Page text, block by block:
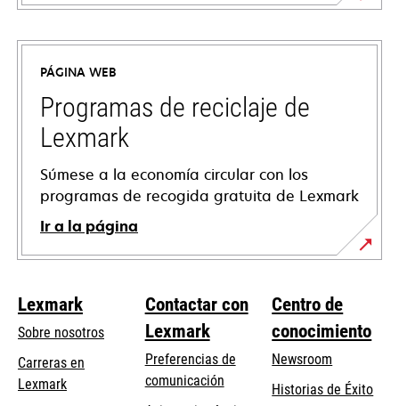
se
abre
una
pestaña
nueva
PÁGINA WEB
Programas de reciclaje de
Lexmark
Súmese a la economía circular con los
programas de recogida gratuita de Lexmark
Ir a la página
Lexmark
Sobre nosotros
Carreras en
Lexmark
Contactar con
Lexmark
Preferencias de
comunicación
Centro de
conocimiento
Newsroom
Historias de Éxito